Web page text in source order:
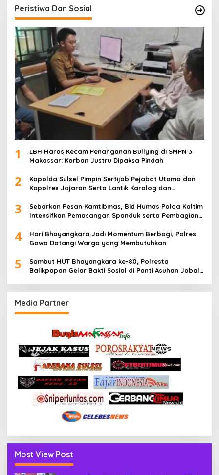
Peristiwa Dan Sosial
1
LBH Haros Kecam Penanganan Bullying di SMPN 3
Makassar: Korban Justru Dipaksa Pindah
2
Kapolda Sulsel Pimpin Sertijab Pejabat Utama dan
Kapolres Jajaran Serta Lantik Karolog dan
3
Sebarkan Pesan Kamtibmas, Bid Humas Polda Kaltim
Intensifkan Pemasangan Spanduk serta Pembagian
4
Hari Bhayangkara Jadi Momentum Berbagi, Polres
Gowa Datangi Warga yang Membutuhkan
5
Sambut HUT Bhayangkara ke-80, Polresta
Balikpapan Gelar Bakti Sosial di Panti Asuhan Jabal
Media Partner
Most View Post